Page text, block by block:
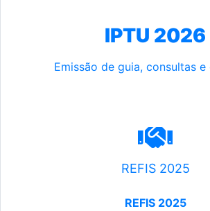
IPTU 2026
Emissão de guia, consultas
REFIS 2025
REFIS 2025